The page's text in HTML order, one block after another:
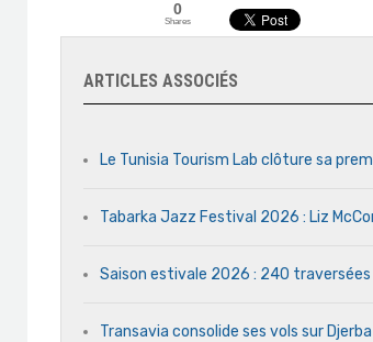
0
Shares
ARTICLES ASSOCIÉS
Le Tunisia Tourism Lab clôture sa
Tabarka Jazz Festival 2026 : Liz
Saison estivale 2026 : 240 traversées
Transavia consolide ses vols sur